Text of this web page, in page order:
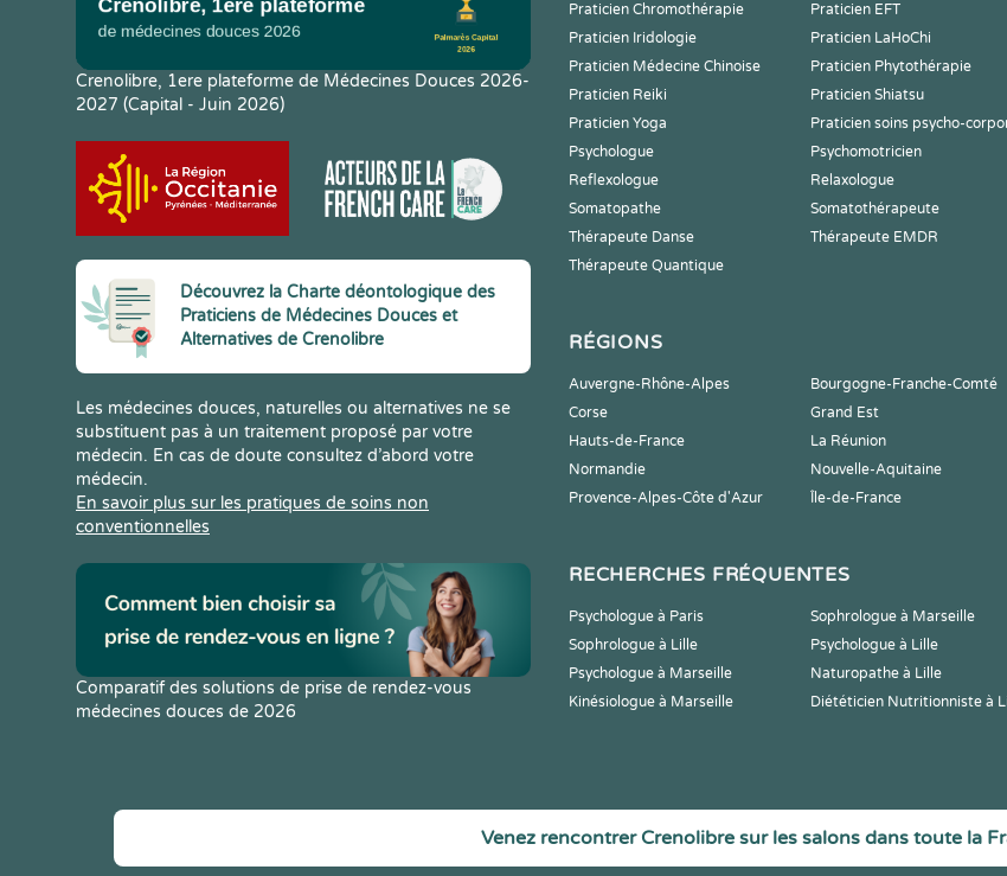
Crenolibre, 1ere plateforme de Médecines Douces 2026-
2027 (Capital - Juin 2026)
Découvrez la Charte déontologique des
Praticiens de Médecines Douces et
Alternatives de Crenolibre
Les médecines douces, naturelles ou alternatives ne se
substituent pas à un traitement proposé par votre
médecin. En cas de doute consultez d’abord votre
médecin.
En savoir plus sur les pratiques de soins non
conventionnelles
Comparatif des solutions de prise de rendez-vous
médecines douces de 2026
Praticien Chromothérapie
Praticien EFT
Praticien Iridologie
Praticien LaHoChi
Praticien Médecine Chinoise
Praticien Phytothérapie
Praticien Reiki
Praticien Shiatsu
Praticien Yoga
Praticien soins psycho-
Psychologue
Psychomotricien
Reflexologue
Relaxologue
Somatopathe
Somatothérapeute
Thérapeute Danse
Thérapeute EMDR
Thérapeute Quantique
RÉGIONS
Auvergne-Rhône-Alpes Bourgogne-Franche-Comté
Corse
Grand Est
Hauts-de-France
La Réunion
Normandie
Nouvelle-Aquitaine
Provence-Alpes-Côte d'Azur
Île-de-France
RECHERCHES FRÉQUENTES
Psychologue à Paris Sophrologue à Marseille
Sophrologue à Lille
Psychologue à Lille
Psychologue à Marseille
Naturopathe à Lille
Kinésiologue à Marseille
Diététicien Nutritionniste à
Venez rencontrer Crenolibre sur les salons dans toute la